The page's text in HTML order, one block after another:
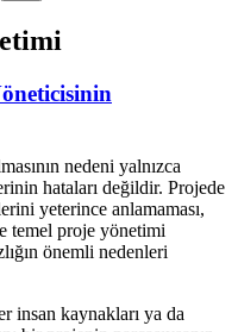
nedeni yalnızca
hataları değildir. Projede
yeterince anlamaması,
temel proje yönetimi
önemli nedenleri
insan kaynakları ya da